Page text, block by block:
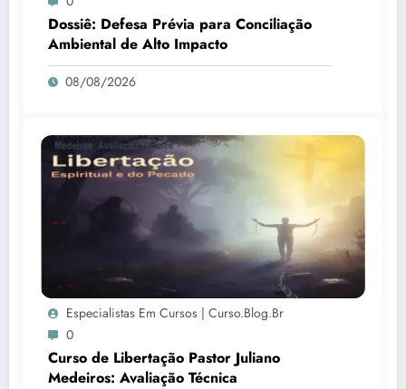
Dossiê: Defesa Prévia para Conciliação
Ambiental de Alto Impacto
08/08/2026
Especialistas Em Cursos | Curso.blog.br
0
Curso de Libertação Pastor Juliano
Medeiros: Avaliação Técnica